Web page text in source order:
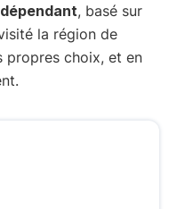
, basé sur
la région de
propres choix, et en